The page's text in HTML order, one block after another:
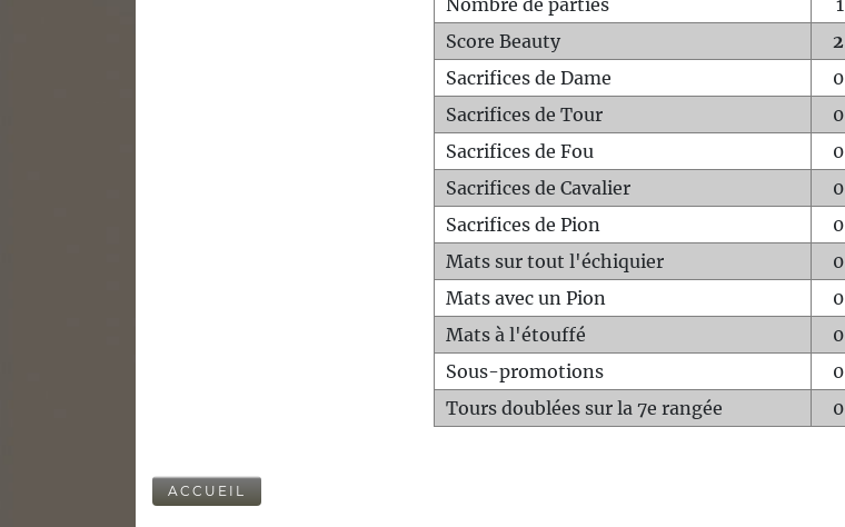
Nombre de parties
1
Score Beauty
2
Sacrifices de Dame
0
Sacrifices de Tour
0
Sacrifices de Fou
0
Sacrifices de Cavalier
0
Sacrifices de Pion
0
Mats sur tout l'échiquier
0
Mats avec un Pion
0
Mats à l'étouffé
0
Sous-promotions
0
Tours doublées sur la 7e rangée
0
ACCUEIL